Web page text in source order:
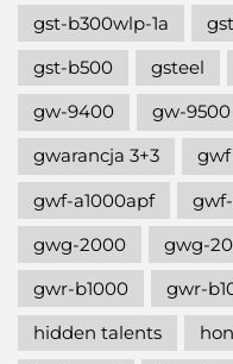
gst-b300wlp-1a
gst-b500
gsteel
gw-9400
gw-9500
gwarancja 3+3
gwf
gwf-a1000apf
gwg-2000
gwg-
gwr-b1000
gwr-
hidden talents